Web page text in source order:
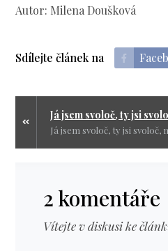
Autor: Milena Doušková
Sdílejte článek na
2 komentáře
Vítejte v diskusi ke